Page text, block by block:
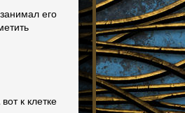
его
к клетке